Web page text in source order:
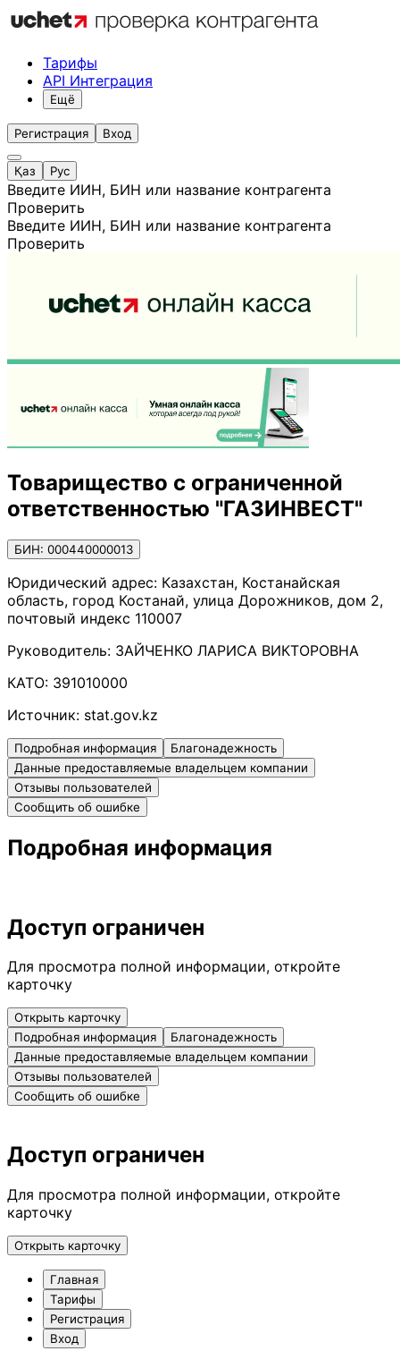
Тарифы
API Интеграция
Ещё
Регистрация Вход
Қаз Рус
Введите ИИН, БИН или название контрагента
Проверить
Введите ИИН, БИН или название контрагента
Проверить
Товарищество с ограниченной
ответственностью "ГАЗИНВЕСТ"
БИН: 000440000013
Юридический адрес: Казахстан, Костанайская
область, город Костанай, улица Дорожников, дом 2,
почтовый индекс 110007
Руководитель: ЗАЙЧЕНКО ЛАРИСА ВИКТОРОВНА
КАТО: 391010000
Источник: stat.gov.kz
Подробная информация
Благонадежность
Данные предоставляемые владельцем компании
Отзывы пользователей
Сообщить об ошибке
Подробная информация
Доступ ограничен
Для просмотра полной информации, откройте
карточку
Открыть карточку
Подробная информация
Благонадежность
Данные предоставляемые владельцем компании
Отзывы пользователей
Сообщить об ошибке
Доступ ограничен
Для просмотра полной информации, откройте
карточку
Открыть карточку
Главная
Тарифы
Регистрация
Вход